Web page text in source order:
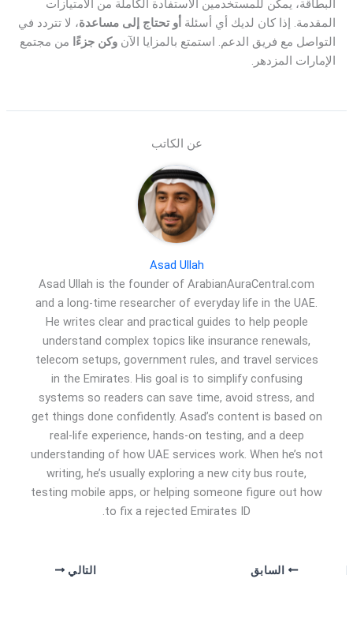
البطاقة، يمكن للمستخدمين الاستفادة الكاملة من الامتيازات
المقدمة. إذا كان لديك أي أسئلة أو تحتاج إلى مساعدة، لا تتردد في
التواصل مع فريق الدعم. استمتع بالمزايا الآنوكن جزءًا من مجتمع
الإمارات المزدهر.
عن الكاتب
Asad Ullah
Asad Ullah is the founder of ArabianAuraCentral.com
and a long-time researcher of everyday life in the UAE.
He writes clear and practical guides to help people
understand complex topics like insurance renewals,
telecom setups, government rules, and travel services
in the Emirates. His goal is to simplify confusing
systems so readers can save time, avoid stress, and
get things done confidently. Asad’s content is based on
real-life experience, hands-on testing, and a deep
understanding of how UAE services work. When he’s not
writing, he’s usually exploring a new city bus route,
testing mobile apps, or helping someone figure out how
to fix a rejected Emirates ID.
السابق التالي